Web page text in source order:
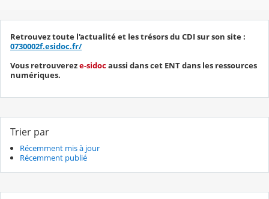
Retrouvez toute l'actualité et les trésors du CDI sur son site :
0730002f.esidoc.fr/
Vous retrouvereze-sidocaussi dans cet ENT dans les ressources
numériques.
Trier par
Récemment mis à jour
Récemment publié